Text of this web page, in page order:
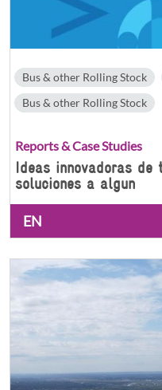
Bus & other Rolling Stock
Bus & other Rolling Stock
Reports & Case Studies
Ideas innovadoras de
soluciones a algun
EN